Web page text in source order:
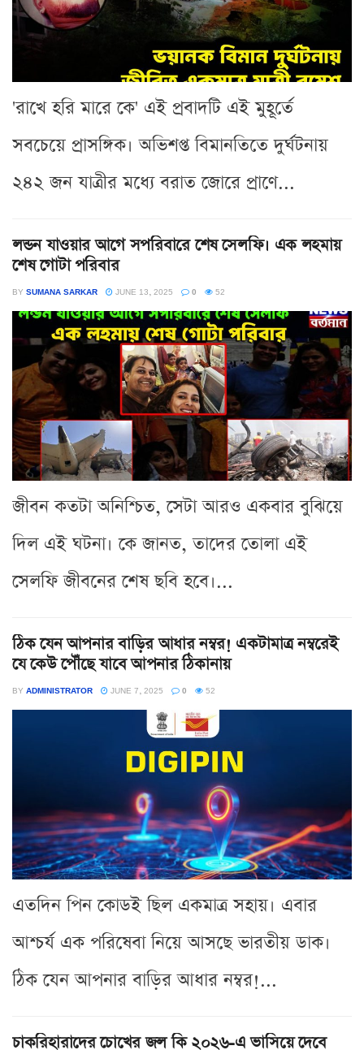
'রাখে হরি মারে কে' এই প্রবাদটি এই মুহূর্তে
সবচেয়ে প্রাসঙ্গিক। অভিশপ্ত বিমানতিতে দুর্ঘটনায়
২৪২ জন যাত্রীর মধ্যে বরাত জোরে প্রাণে...
লন্ডন যাওয়ার আগে সপরিবারে শেষ সেলফি। এক লহমায়
শেষ গোটা পরিবার
BY SUMANA SARKAR JUNE 13, 2025 0 52
জীবন কতটা অনিশ্চিত, সেটা আরও একবার বুঝিয়ে
দিল এই ঘটনা। কে জানত, তাদের তোলা এই
সেলফি জীবনের শেষ ছবি হবে।...
ঠিক যেন আপনার বাড়ির আধার নম্বর! একটামাত্র নম্বরেই
যে কেউ পৌঁছে যাবে আপনার ঠিকানায়
BY ADMINISTRATOR JUNE 7, 2025 0 52
এতদিন পিন কোডই ছিল একমাত্র সহায়। এবার
আশ্চর্য এক পরিষেবা নিয়ে আসছে ভারতীয় ডাক।
ঠিক যেন আপনার বাড়ির আধার নম্বর!...
চাকরিহারাদের চোখের জল কি ২০২৬-এ ভাসিয়ে দেবে